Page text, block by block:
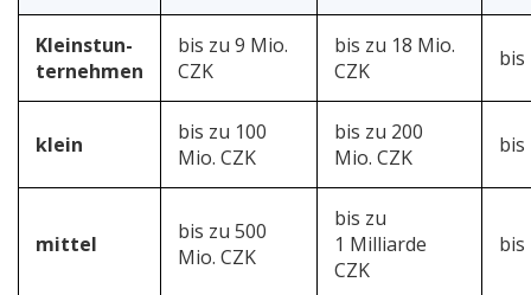
Kleinstun-
ternehmen
bis zu 9 Mio.
CZK
bis zu 18 Mio.
CZK
bis
klein
bis zu 100
Mio. CZK
bis zu 200
Mio. CZK
bis
mittel
bis zu 500
Mio. CZK
bis zu
1 Milliarde
CZK
bis